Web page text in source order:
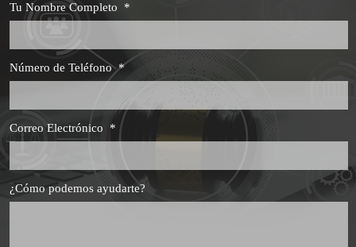
*
Tu Nombre Completo
*
Número de Teléfono
*
Correo Electrónico
¿Cómo podemos ayudarte?